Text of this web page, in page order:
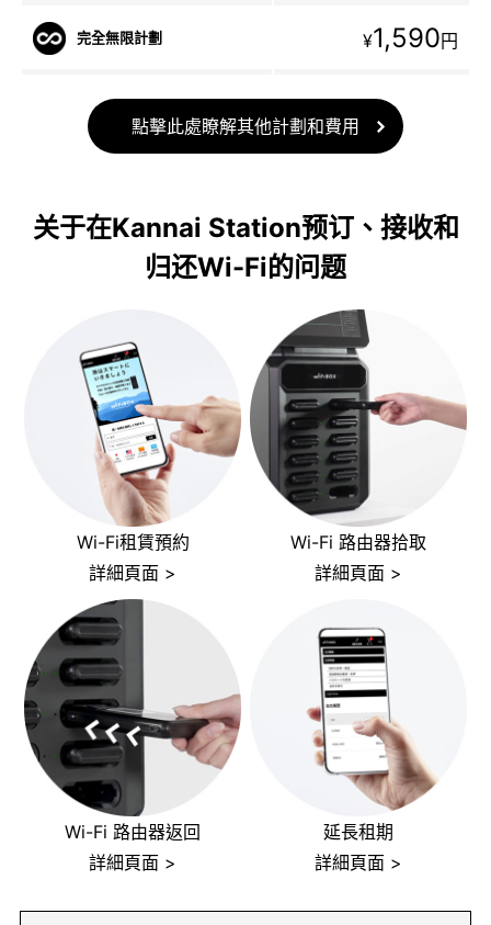
完全無限計劃 ¥1,590円
點擊此處瞭解其他計劃和費用
关于在Kannai Station预订、接收和
归还Wi-Fi的问题
Wi-Fi租賃預約
詳細頁面 >
Wi-Fi 路由器拾取
詳細頁面 >
Wi-Fi 路由器返回
詳細頁面 >
延長租期
詳細頁面 >